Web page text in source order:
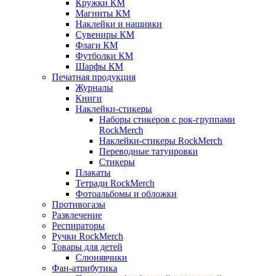
Кружки КМ
Магниты КМ
Наклейки и нашивки
Сувениры КМ
Флаги КМ
Футболки КМ
Шарфы КМ
Печатная продукция
Журналы
Книги
Наклейки-стикеры
Наборы стикеров с рок-группами
RockMerch
Наклейки-стикеры RockMerch
Переводные татуировки
Стикеры
Плакаты
Тетради RockMerch
Фотоальбомы и обложки
Противогазы
Развлечение
Респираторы
Ручки RockMerch
Товары для детей
Слюнявчики
Фан-атрибутика